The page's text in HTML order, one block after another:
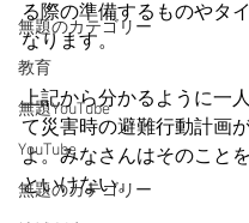
無題のカテゴリー
教育
無題YouTube
YouTube
無題のカテゴリー
る際の準備するものやタ
なります。
上記から分かるように一
て災害時の避難行動計画
よ。みなさんはそのこと
といけない。